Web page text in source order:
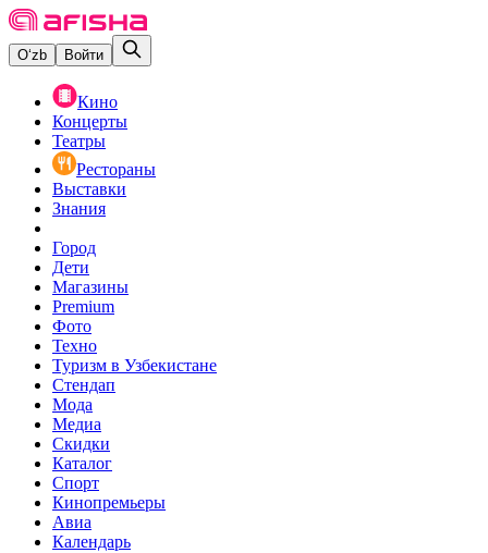
O‘zb Войти
Кино
Концерты
Театры
Рестораны
Выставки
Знания
Город
Дети
Магазины
Premium
Фото
Техно
Туризм в Узбекистане
Стендап
Мода
Медиа
Скидки
Каталог
Спорт
Кинопремьеры
Авиа
Календарь